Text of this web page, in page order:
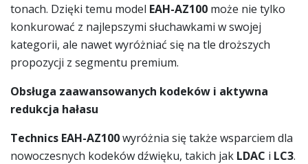
tonach. Dzięki temu model EAH-AZ100 może nie tylko
konkurować z najlepszymi słuchawkami w swojej
kategorii, ale nawet wyróżniać się na tle droższych
propozycji z segmentu premium.
Obsługa zaawansowanych kodeków i aktywna
redukcja hałasu
Technics EAH-AZ100wyróżnia się także wsparciem dla
nowoczesnych kodeków dźwięku, takich jak LDAC i LC3.